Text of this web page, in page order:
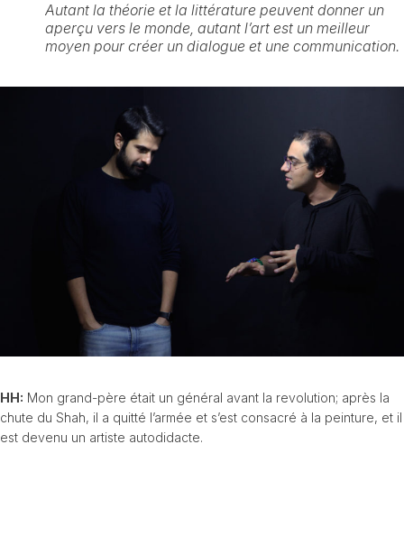
Autant la théorie et la littérature peuvent donner un
aperçu vers le monde, autant l’art est un meilleur
moyen pour créer un dialogue et une communication.
HH: Mon grand-père était un général avant la revolution; après la
chute du Shah, il a quitté l’armée et s’est consacré à la peinture, et il
est devenu un artiste autodidacte.